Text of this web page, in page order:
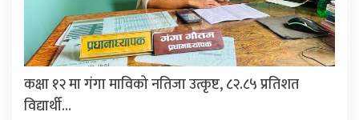
कक्षा १२ मा गंगा माविको नतिजा उत्कृष्ट, ८२.८५ प्रतिशत
विद्यार्थी…